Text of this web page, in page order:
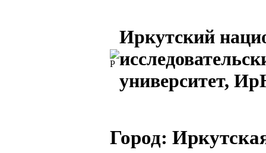
Иркутский
университет,
Город: